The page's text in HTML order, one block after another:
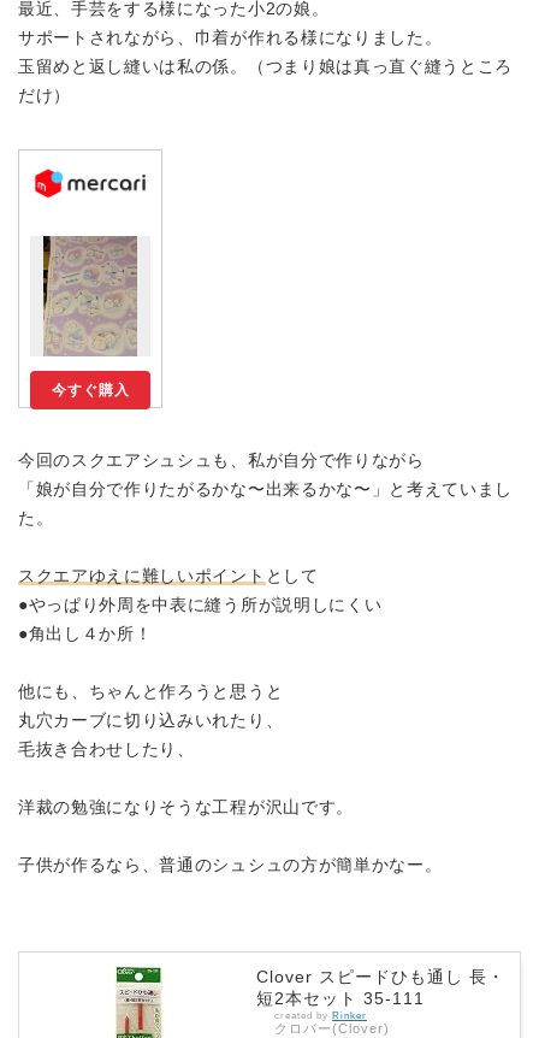
最近、手芸をする様になった小2の娘。
サポートされながら、巾着が作れる様になりました。
玉留めと返し縫いは私の係。（つまり娘は真っ直ぐ縫うところ
だけ）
今すぐ購入
今回のスクエアシュシュも、私が自分で作りながら
「娘が自分で作りたがるかな〜出来るかな〜」と考えていまし
た。
スクエアゆえに難しいポイント として
●やっぱり外周を中表に縫う所が説明しにくい
●角出し４か所！
他にも、ちゃんと作ろうと思うと
丸穴カーブに切り込みいれたり、
毛抜き合わせしたり、
洋裁の勉強になりそうな工程が沢山です。
子供が作るなら、普通のシュシュの方が簡単かなー。
Clover スピードひも通し 長・
短2本セット 35-111
created by Rinker
クロバー(Clover)